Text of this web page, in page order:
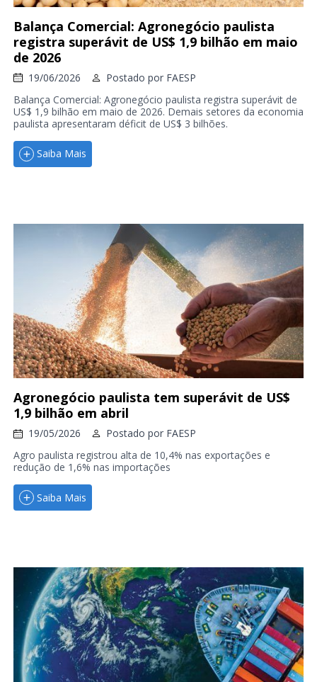
Balança Comercial: Agronegócio paulista
registra superávit de US$ 1,9 bilhão em maio
de 2026
19/06/2026 Postado por FAESP
Balança Comercial: Agronegócio paulista registra superávit de
US$ 1,9 bilhão em maio de 2026. Demais setores da economia
paulista apresentaram déficit de US$ 3 bilhões.
Saiba Mais
Agronegócio paulista tem superávit de US$
1,9 bilhão em abril
19/05/2026 Postado por FAESP
Agro paulista registrou alta de 10,4% nas exportações e
redução de 1,6% nas importações
Saiba Mais